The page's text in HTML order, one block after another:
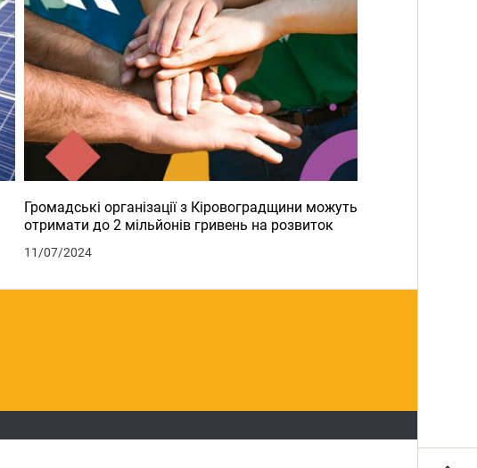
Громадські організації з Кіровоградщини можуть
отримати до 2 мільйонів гривень на розвиток
11/07/2024